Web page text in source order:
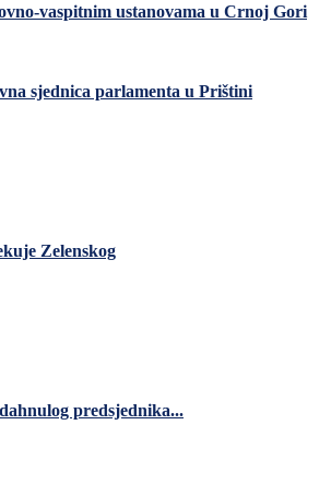
vaspitnim ustanovama u Crnoj Gori
sjednica parlamenta u Prištini
Zelenskog
predsjednika...